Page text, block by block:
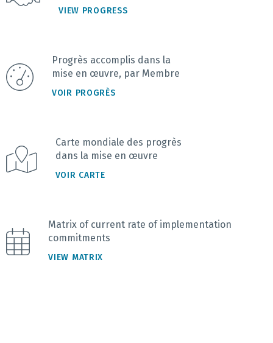
VIEW PROGRESS
Progrès accomplis dans la
mise en œuvre, par Membre
VOIR PROGRÈS
Carte mondiale des progrès
dans la mise en œuvre
VOIR CARTE
Matrix of current rate of implementation
commitments
VIEW MATRIX